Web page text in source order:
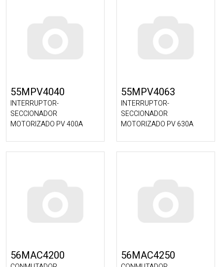
55MPV4040
INTERRUPTOR-
SECCIONADOR
MOTORIZADO PV 400A
55MPV4063
INTERRUPTOR-
SECCIONADOR
MOTORIZADO PV 630A
56MAC4200 56MAC4250